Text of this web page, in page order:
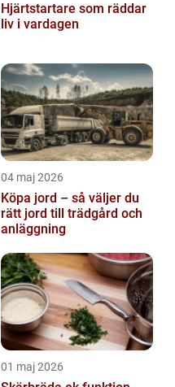
Hjärtstartare som räddar
liv i vardagen
04 maj 2026
Köpa jord – så väljer du
rätt jord till trädgård och
anläggning
01 maj 2026